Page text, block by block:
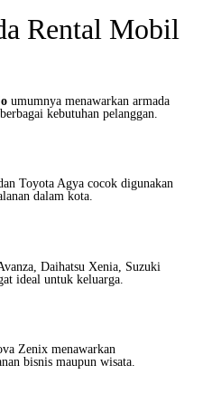
Rental Mobil
umumnya menawarkan armada
kebutuhan pelanggan.
Toyota Agya cocok digunakan
dalam kota.
Daihatsu Xenia, Suzuki
ideal untuk keluarga.
Zenix menawarkan
bisnis maupun wisata.